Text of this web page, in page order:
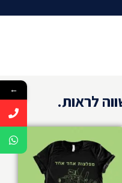
, דגלי יחידה, תיקי
הארץ וכמובן שניתן
בירושלים.
לראות.
←